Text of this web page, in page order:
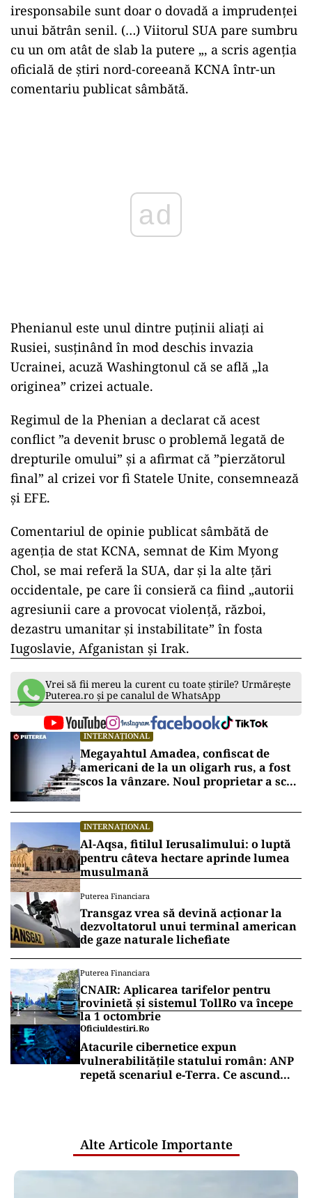
iresponsabile sunt doar o dovadă a imprudenţei
unui bătrân senil. (…) Viitorul SUA pare sumbru
cu un om atât de slab la putere „, a scris agenţia
oficială de ştiri nord-coreeană KCNA într-un
comentariu publicat sâmbătă.
Phenianul este unul dintre puţinii aliaţi ai
Rusiei, susţinând în mod deschis invazia
Ucrainei, acuză Washingtonul că se află „la
originea” crizei actuale.
Regimul de la Phenian a declarat că acest
conflict ”a devenit brusc o problemă legată de
drepturile omului” şi a afirmat că ”pierzătorul
final” al crizei vor fi Statele Unite, consemnează
şi EFE.
Comentariul de opinie publicat sâmbătă de
agenţia de stat KCNA, semnat de Kim Myong
Chol, se mai referă la SUA, dar şi la alte ţări
occidentale, pe care îi consieră ca fiind „autorii
agresiunii care a provocat violenţă, război,
dezastru umanitar şi instabilitate” în fosta
Iugoslavie, Afganistan şi Irak.
Vrei să fii mereu la curent cu toate știrile? Urmărește
Puterea.ro și pe canalul de WhatsApp
INTERNAȚIONAL
Megayahtul Amadea, confiscat de
americani de la un oligarh rus, a fost
scos la vânzare. Noul proprietar a scos
INTERNAȚIONAL
Al-Aqsa, fitilul Ierusalimului: o luptă
pentru câteva hectare aprinde lumea
musulmană
Puterea Financiara
Transgaz vrea să devină acționar la
dezvoltatorul unui terminal american
de gaze naturale lichefiate
Puterea Financiara
CNAIR: Aplicarea tarifelor pentru
rovinietă și sistemul TollRo va începe
la 1 octombrie
Oficiuldestiri.ro
Atacurile cibernetice expun
vulnerabilitățile statului român: ANP
repetă scenariul e‑Terra. Ce ascund
Alte Articole Importante